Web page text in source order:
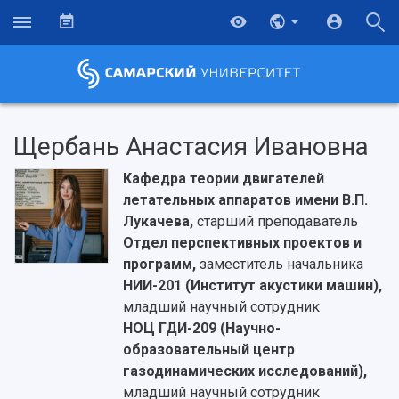
Щербань Анастасия Ивановна
Кафедра теории двигателей
летательных аппаратов имени В.П.
Лукачева,старший преподаватель
Отдел перспективных проектов и
программ,заместитель начальника
НИИ-201 (Институт акустики машин),
младший научный сотрудник
НОЦ ГДИ-209 (Научно-
образовательный центр
газодинамических исследований),
младший научный сотрудник